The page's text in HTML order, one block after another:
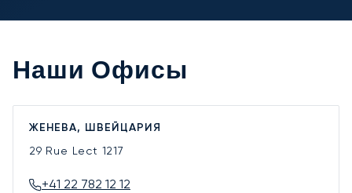
Наши Офисы
ЖЕНЕВА, ШВЕЙЦАРИЯ
29 Rue Lect 1217
+41 22 782 12 12